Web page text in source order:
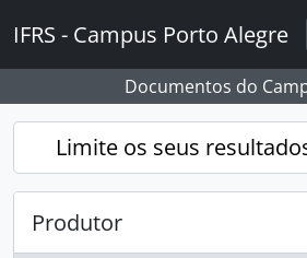
IFRS - Campus Porto Alegre
Documentos do
Limite os seus
Produtor